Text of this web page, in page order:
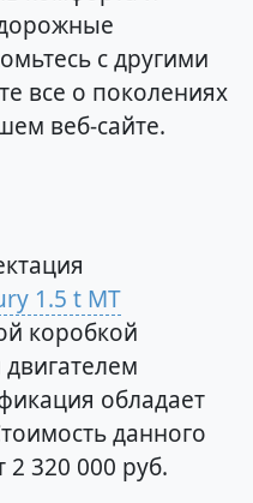
с другими
все о поколениях
веб-сайте.
1.5 t MT
коробкой
обладает
данного
2 320 000 руб.